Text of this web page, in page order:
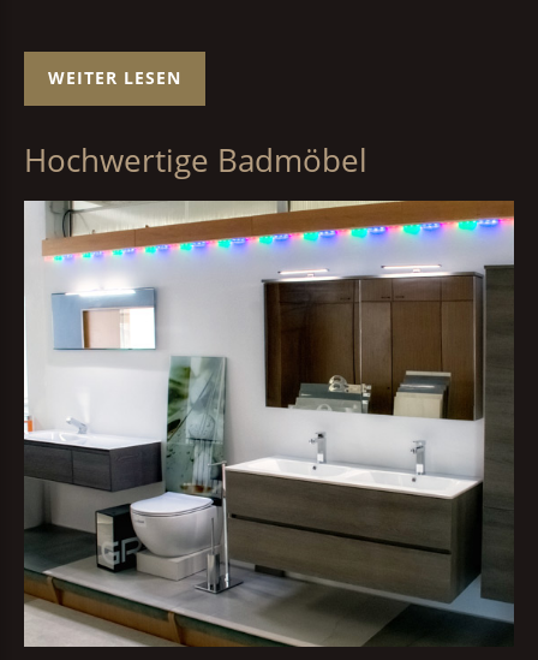
WEITER LESEN
Hochwertige Badmöbel